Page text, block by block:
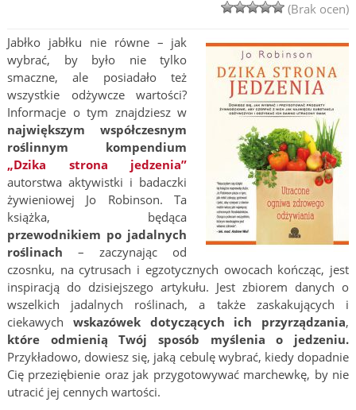
(Brak ocen)
Jabłko jabłku nie równe – jak
wybrać, by było nie tylko
smaczne, ale posiadało też
wszystkie odżywcze wartości?
Informacje o tym znajdziesz w
największym współczesnym
roślinnym kompendium
„Dzika strona jedzenia”
autorstwa aktywistki i badaczki
żywieniowej Jo Robinson. Ta
książka, będąca
przewodnikiem po jadalnych
roślinach – zaczynając od
czosnku, na cytrusach i egzotycznych owocach kończąc, jest
inspiracją do dzisiejszego artykułu. Jest zbiorem danych o
wszelkich jadalnych roślinach, a także zaskakujących i
ciekawych wskazówek dotyczących ich przyrządzania,
które odmienią Twój sposób myślenia o jedzeniu.
Przykładowo, dowiesz się, jaką cebulę wybrać, kiedy dopadnie
Cię przeziębienie oraz jak przygotowywać marchewkę, by nie
utracić jej cennych wartości.